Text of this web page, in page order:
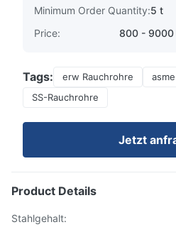
Minimum Order Quantity:5 t
Price:
800 - 9000
Tags: erw Rauchrohre
SS-Rauchrohre
Jetzt
Product Details
Stahlgehalt: